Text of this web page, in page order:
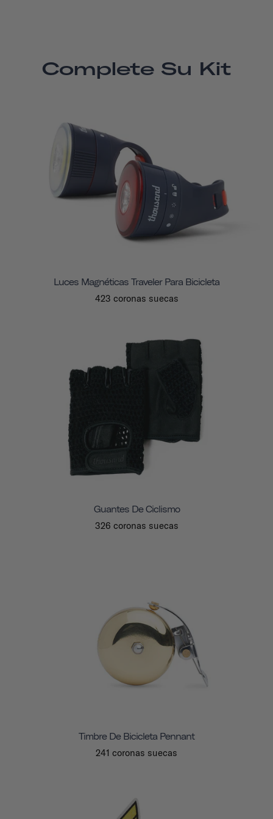
Complete Su Kit
Luces Magnéticas Traveler Para Bicicleta
423 coronas suecas
Guantes De Ciclismo
326 coronas suecas
Timbre De Bicicleta Pennant
241 coronas suecas